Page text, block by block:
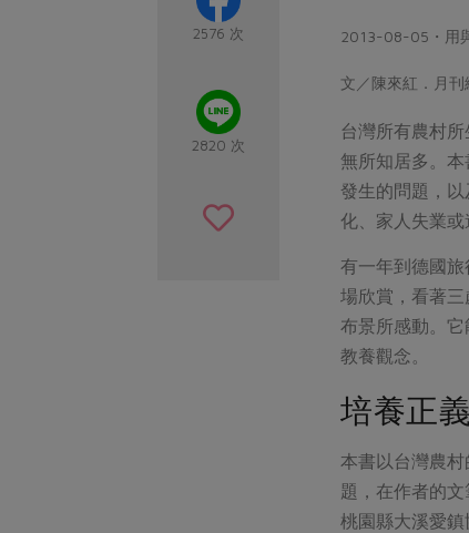
2576 次
2820 次
2013-08-05・用
文／陳來紅．月
台灣所有農村
無所知居多。
發生的問題，
化、家人失業
有一年到德國
場欣賞，看著
布景所感動。
教養觀念。
培養正
本書以台灣農
題，在作者的
桃園縣大溪愛